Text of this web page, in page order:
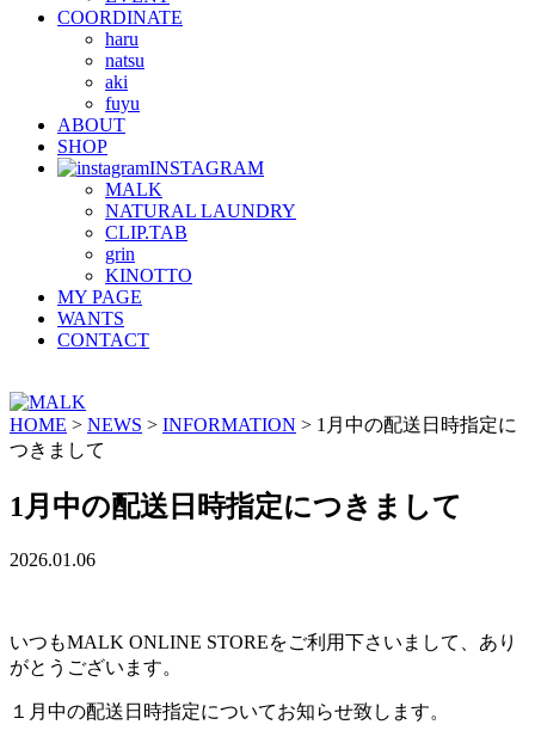
COORDINATE
haru
natsu
aki
fuyu
ABOUT
SHOP
INSTAGRAM
MALK
NATURAL LAUNDRY
CLIP.TAB
grin
KINOTTO
MY PAGE
WANTS
CONTACT
HOME > NEWS > INFORMATION > 1月中の配送日時指定に
つきまして
1月中の配送日時指定につきまして
2026.01.06
いつもMALK ONLINE STOREをご利用下さいまして、あり
がとうございます。
１月中の配送日時指定についてお知らせ致します。